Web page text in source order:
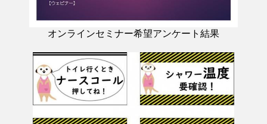
オンラインセミナー希望アンケート結果